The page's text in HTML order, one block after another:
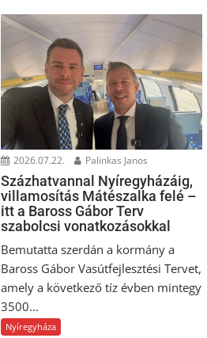
2026.07.22. Palinkas Janos
Százhatvannal Nyíregyházáig,
villamosítás Mátészalka felé –
itt a Baross Gábor Terv
szabolcsi vonatkozásokkal
Bemutatta szerdán a kormány a
Baross Gábor Vasútfejlesztési Tervet,
amely a következő tíz évben mintegy
3500...
Nyíregyháza